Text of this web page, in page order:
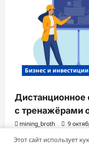
Бизнес и инвестиции
Дистанционное
с тренажёрами
mining_broth 9
Этот сайт использует